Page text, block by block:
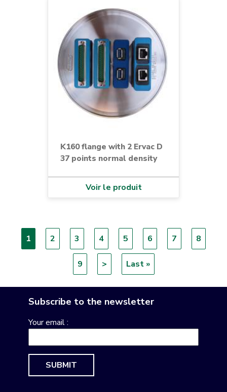
K160 flange with 2 Ervac D
37 points normal density
Voir le produit
Pagination
Current
page
1 Page
2 Page
3 Page
4 Page
5 Page
6 Page
7 Page
8
Page
9
Next
page
>
Last
page
Last »
Subscribe to the newsletter
Your email :
SUBMIT